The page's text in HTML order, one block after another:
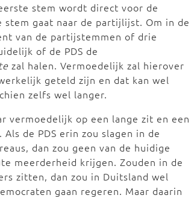
stem wordt direct voor de
gaat naar de partijlijst. Om in de
van de partijstemmen of drie
of de PDS de
zal halen. Vermoedelijk zal hierover
geteld zijn en dat kan wel
zelfs wel langer.
vermoedelijk op een lange zit en een
de PDS erin zou slagen in de
dan zou geen van de huidige
meerderheid krijgen. Zouden in de
zitten, dan zou in Duitsland wel
gaan regeren. Maar daarin